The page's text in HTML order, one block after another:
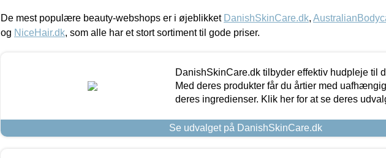
De mest populære beauty-webshops er i øjeblikket DanishSkinCare.dk,
og NiceHair.dk, som alle har et stort sortiment til gode priser.
DanishSkinCare.dk tilbyder effektiv hudpleje til
Med deres produkter får du årtier med
deres ingredienser. Klik her for at se deres
Se udvalget på DanishSkinCare.dk